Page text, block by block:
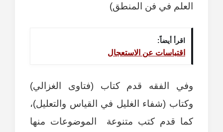
العلم في فن المنطق)
اقرأ أيضاً:
اقتباسات عن الاستعجال
وفي الفقه قدم كتاب (فتاوى الغزالي)
وكتاب (شفاء الغليل في القياس والتعليل)،
كما قدم كتب متنوعة الموضوعات منها